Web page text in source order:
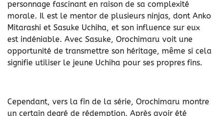
personnage fascinant en raison de sa complexité
morale. Il est le mentor de plusieurs ninjas, dont Anko
Mitarashi et Sasuke Uchiha, et son influence sur eux
est indéniable. Avec Sasuke, Orochimaru voit une
opportunité de transmettre son héritage, même si cela
signifie utiliser le jeune Uchiha pour ses propres fins.
Cependant, vers la fin de la série, Orochimaru montre
un certain degré de rédemption. Après avoir été